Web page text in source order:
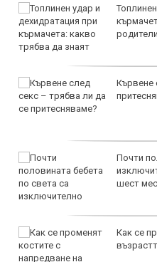
Кървене
Почти
шест
Как се